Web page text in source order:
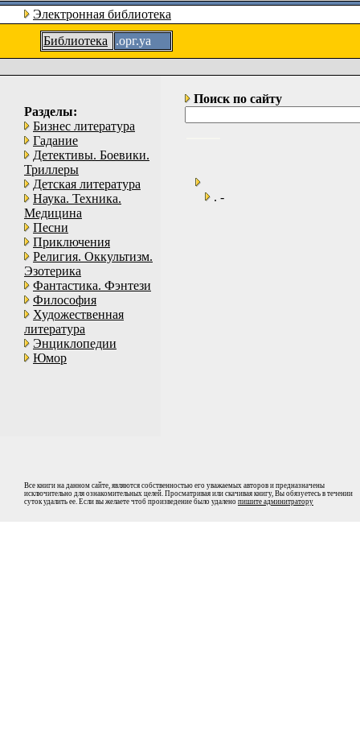
Электронная библиотека
Библиотека
.орг.уа
Разделы:
Бизнес литература
Гадание
Детективы. Боевики.
Триллеры
Детская литература
Наука. Техника.
Медицина
Песни
Приключения
Религия. Оккультизм.
Эзотерика
Фантастика. Фэнтези
Философия
Художественная
литература
Энциклопедии
Юмор
Поиск по сайту
. -
Все книги на данном сайте, являются собственностью его уважаемых авторов и предназначены
исключительно для ознакомительных целей. Просматривая или скачивая книгу, Вы обязуетесь в течении
суток удалить ее. Если вы желаете чтоб произведение было удалено пишите админитратору